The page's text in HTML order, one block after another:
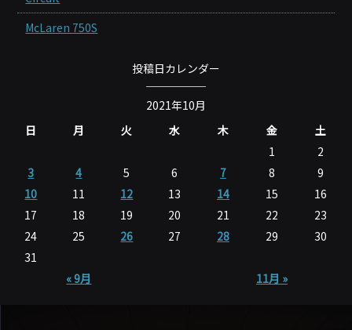
McLaren 750S
投稿日カレンダー
2021年10月
日
月 火 水 木 金 土
« 9月 11月 »
1
2
3
4 5 6 7 8
9
10
11 12 13 14 15
16
17
18 19 20 21 22
23
24
25 26 27 28 29
30
31